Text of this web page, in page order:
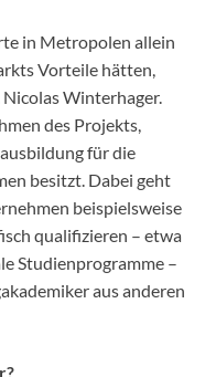
in Metropolen allein
Vorteile hätten,
Winterhager.
des Projekts,
für die
besitzt. Dabei geht
beispielsweise
qualifizieren – etwa
Studienprogramme –
aus anderen